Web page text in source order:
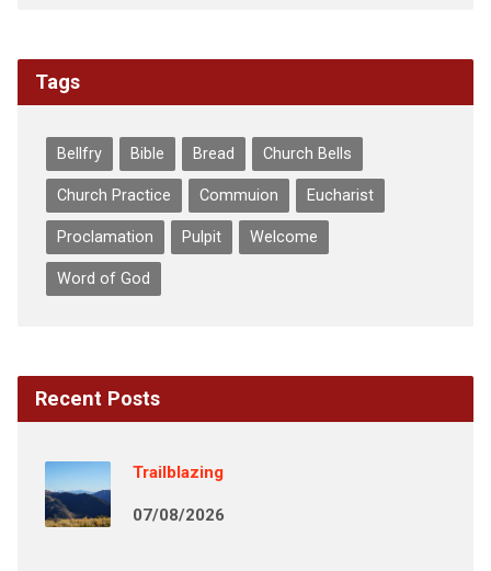
Tags
Bellfry Bible Bread Church Bells
Church Practice Commuion Eucharist
Proclamation Pulpit Welcome
Word of God
Recent Posts
Trailblazing
07/08/2026